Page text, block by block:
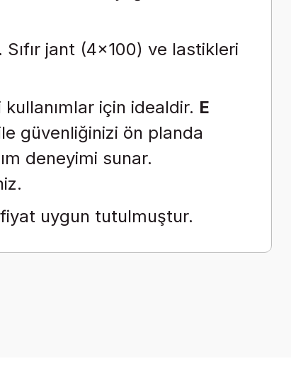
Sıfır jant (4x100) ve lastikleri
için idealdir. E
güvenliğinizi ön planda
deneyimi sunar.
uygun tutulmuştur.